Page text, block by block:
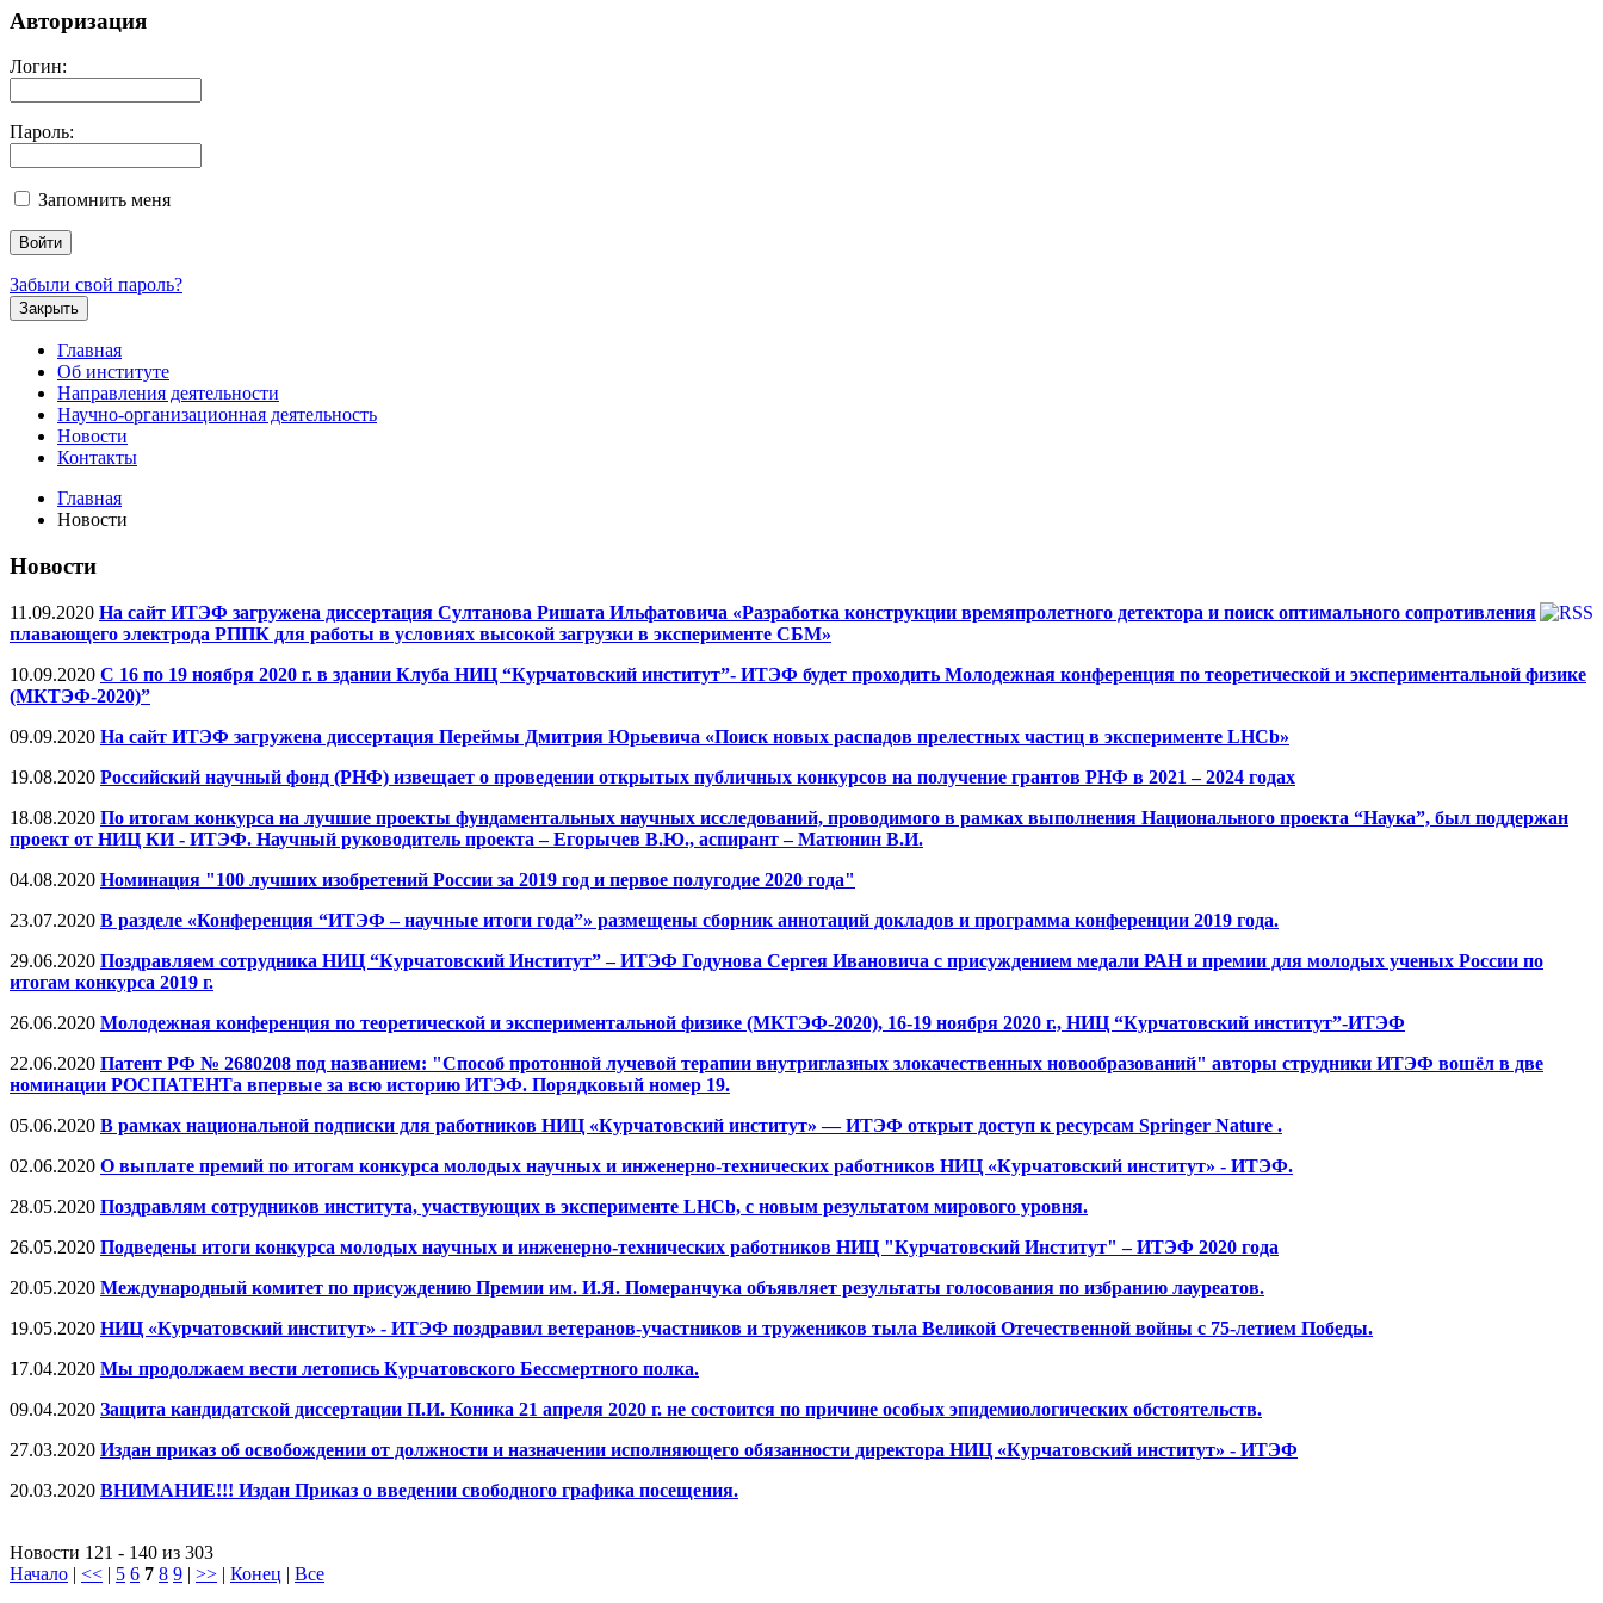
Авторизация
Логин:
Пароль:
Запомнить меня
Забыли свой пароль?
Закрыть
Главная
Об институте
Направления деятельности
Научно-организационная деятельность
Новости
Контакты
Главная
Новости
Новости
11.09.2020 На сайт ИТЭФ загружена диссертация Султанова Ришата Ильфатовича «Разработка конструкции времяпролетного детектора и поиск оптимального сопротивления
плавающего электрода РППК для работы в условиях высокой загрузки в эксперименте СБМ»
10.09.2020 C 16 по 19 ноября 2020 г. в здании Клуба НИЦ “Курчатовский институт”- ИТЭФ будет проходить Молодежная конференция по теоретической и экспериментальной физике
(МКТЭФ-2020)”
09.09.2020 На сайт ИТЭФ загружена диссертация Переймы Дмитрия Юрьевича «Поиск новых распадов прелестных частиц в эксперименте LHCb»
19.08.2020 Российский научный фонд (РНФ) извещает о проведении открытых публичных конкурсов на получение грантов РНФ в 2021 – 2024 годах
18.08.2020 По итогам конкурса на лучшие проекты фундаментальных научных исследований, проводимого в рамках выполнения Национального проекта “Наука”, был поддержан
проект от НИЦ КИ - ИТЭФ. Научный руководитель проекта – Егорычев В.Ю., аспирант – Матюнин В.И.
04.08.2020 Номинация "100 лучших изобретений России за 2019 год и первое полугодие 2020 года"
23.07.2020 В разделе «Конференция “ИТЭФ – научные итоги года”» размещены сборник аннотаций докладов и программа конференции 2019 года.
29.06.2020 Поздравляем сотрудника НИЦ “Курчатовский Институт” – ИТЭФ Годунова Сергея Ивановича с присуждением медали РАН и премии для молодых ученых России по
итогам конкурса 2019 г.
26.06.2020 Молодежная конференция по теоретической и экспериментальной физике (МКТЭФ-2020), 16-19 ноября 2020 г., НИЦ “Курчатовский институт”-ИТЭФ
22.06.2020 Патент РФ № 2680208 под названием: "Способ протонной лучевой терапии внутриглазных злокачественных новообразований" авторы струдники ИТЭФ вошёл в две
номинации РОСПАТЕНТа впервые за всю историю ИТЭФ. Порядковый номер 19.
05.06.2020 В рамках национальной подписки для работников НИЦ «Курчатовский институт» — ИТЭФ открыт доступ к ресурсам Springer Nature .
02.06.2020 О выплате премий по итогам конкурса молодых научных и инженерно-технических работников НИЦ «Курчатовский институт» - ИТЭФ.
28.05.2020 Поздравлям сотрудников института, участвующих в эксперименте LHCb, с новым результатом мирового уровня.
26.05.2020 Подведены итоги конкурса молодых научных и инженерно-технических работников НИЦ "Курчатовский Институт" – ИТЭФ 2020 года
20.05.2020 Международный комитет по присуждению Премии им. И.Я. Померанчука объявляет результаты голосования по избранию лауреатов.
19.05.2020 НИЦ «Курчатовский институт» - ИТЭФ поздравил ветеранов-участников и тружеников тыла Великой Отечественной войны с 75-летием Победы.
17.04.2020 Мы продолжаем вести летопись Курчатовского Бессмертного полка.
09.04.2020 Защита кандидатской диссертации П.И. Коника 21 апреля 2020 г. не состоится по причине особых эпидемиологических обстоятельств.
27.03.2020 Издан приказ об освобождении от должности и назначении исполняющего обязанности директора НИЦ «Курчатовский институт» - ИТЭФ
20.03.2020 ВНИМАНИЕ!!! Издан Приказ о введении свободного графика посещения.
Новости 121 - 140 из 303
Начало | << | 5 6 7 8 9 | >> | Конец | Все